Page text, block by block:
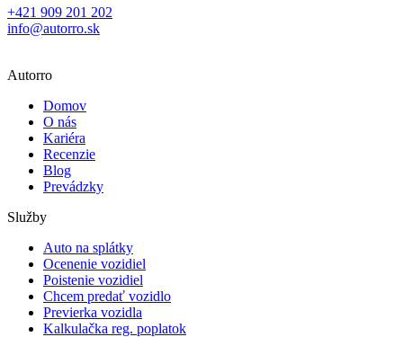
+421 909 201 202
info@autorro.sk
Autorro
Domov
O nás
Kariéra
Recenzie
Blog
Prevádzky
Služby
Auto na splátky
Ocenenie vozidiel
Poistenie vozidiel
Chcem predať vozidlo
Previerka vozidla
Kalkulačka reg. poplatok